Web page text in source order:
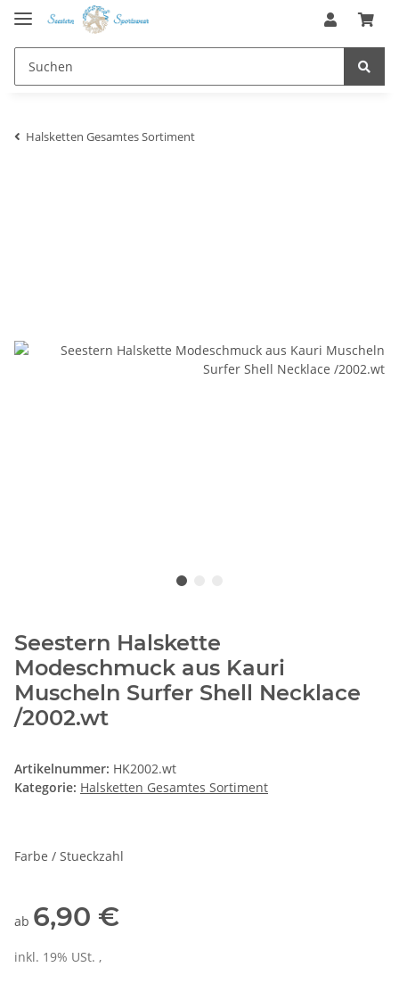
Halsketten Gesamtes Sortiment
Seestern Halskette
Modeschmuck aus Kauri
Muscheln Surfer Shell Necklace
/2002.wt
Artikelnummer: HK2002.wt
Kategorie: Halsketten Gesamtes Sortiment
Farbe / Stueckzahl
ab 6,90 €
inkl. 19% USt. ,